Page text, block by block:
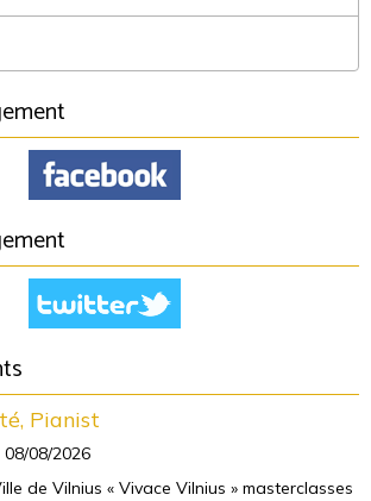
Pianist
08/2026
de Vilnius « Vivace Vilnius » masterclasses